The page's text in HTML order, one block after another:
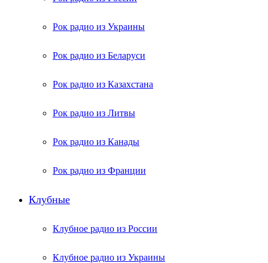
Рок радио из Украины
Рок радио из Беларуси
Рок радио из Казахстана
Рок радио из Литвы
Рок радио из Канады
Рок радио из Франции
Клубные
Клубное радио из России
Клубное радио из Украины